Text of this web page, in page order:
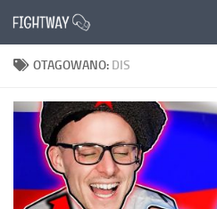
Przejdź do treści
OTAGOWANO: DIS